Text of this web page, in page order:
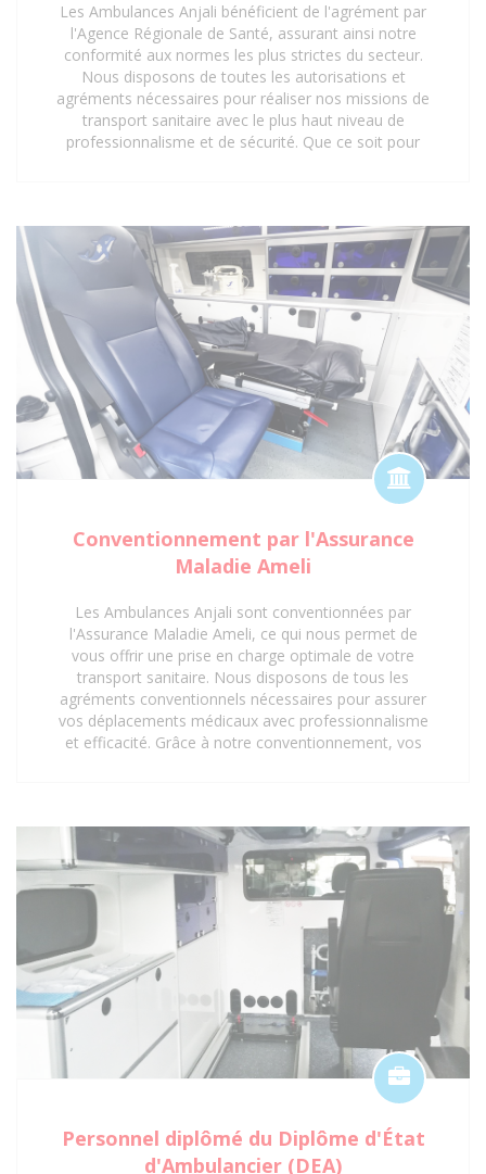
Les Ambulances Anjali bénéficient de l'agrément par
l'Agence Régionale de Santé, assurant ainsi notre
conformité aux normes les plus strictes du secteur.
Nous disposons de toutes les autorisations et
agréments nécessaires pour réaliser nos missions de
transport sanitaire avec le plus haut niveau de
professionnalisme et de sécurité. Que ce soit pour
en charge optimale et réglementaire. Faites
confiance à notre expertise et à nos agréments pour
un service de transport sanitaire fiable et sécurisé à
Saint-Denis 93 et ses environs.
Conventionnement par l'Assurance
Maladie Ameli
Les Ambulances Anjali sont conventionnées par
l'Assurance Maladie Ameli, ce qui nous permet de
vous offrir une prise en charge optimale de votre
transport sanitaire. Nous disposons de tous les
agréments conventionnels nécessaires pour assurer
vos déplacements médicaux avec professionnalisme
et efficacité. Grâce à notre conventionnement, vos
supplémentaire. Faites confiance aux Ambulances
Anjali pour un service de transport sanitaire
conventionné et de qualité à Saint-Denis 93 et ses
environs.
Personnel diplômé du Diplôme d'État
d'Ambulancier (DEA)